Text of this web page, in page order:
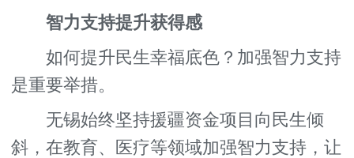
智力支持提升获得感
如何提升民生幸福底色？加强智力支持
是重要举措。
无锡始终坚持援疆资金项目向民生倾
斜，在教育、医疗等领域加强智力支持，让